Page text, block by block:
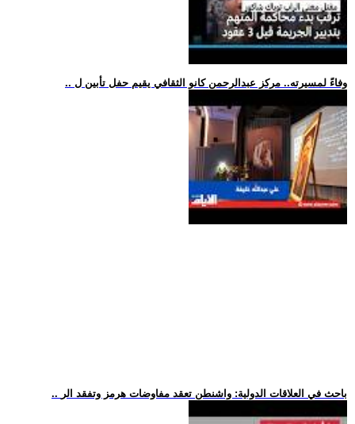
.. وفاءً لمسيرته.. مركز عبدالرحمن كانو الثقافي يقيم حفل تأبين ل
.. باحث في العلاقات الدولية: واشنطن تعقد مفاوضات هرمز وتفقد الر